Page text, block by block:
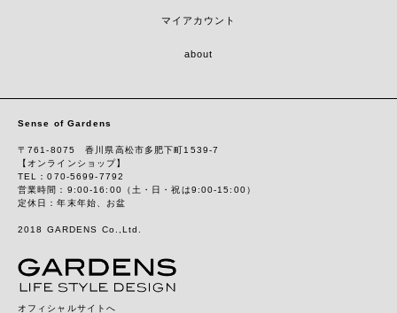
マイアカウント
about
Sense of Gardens
〒761-8075 香川県高松市多肥下町1539-7
【オンラインショップ】
TEL：070-5699-7792
営業時間：9:00-16:00（土・日・祝は9:00-15:00）
定休日：年末年始、お盆
2018 GARDENS Co.,Ltd.
オフィシャルサイトへ